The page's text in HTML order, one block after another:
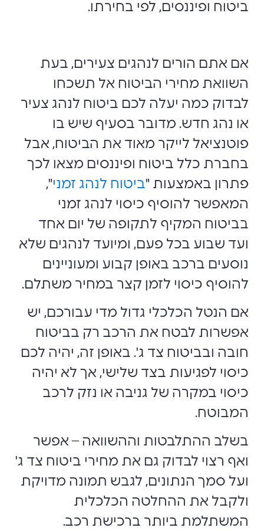
ביטוח ופיננסים, לפי בחירתו.
אם אתם הורים לנהגים צעירים, בעת
השוואת מחירי הביטוח אל תשכחו
לבדוק כמה יעלה לכם ביטוח לנהג צעיר
או נהג חדש. מדובר בסעיף שיש בו
פוטנציאל לייקר מאוד את הביטוח, אבל
בחברת כלל ביטוח ופיננסים מצאו לכך
פתרון באמצעות "ביטוח לנהג זמני",
המאפשר להוסיף כיסוי לנהג זמני
בביטוח המקיף לתקופה של יום אחד
ועד שבוע בכל פעם, ומיועד לנהגים שלא
נוסעים ברכב באופן קבוע ומעוניינים
להוסיף כיסוי לזמן קצר במחיר משתלם.
אם הנטל הכלכלי גדול מדי עבורכם, יש
אפשרות לבטח את הרכב רק בביטוח
חובה ובביטוח צד ג'. באופן זה, יהיה לכם
כיסוי לפגיעות בצד שלישי, אך לא יהיה
כיסוי במקרה של גניבה או נזק לרכב
המבוטח.
בשלב ההתלבטות וההשוואה – אפשר
ואף רצוי לבדוק גם את מחירי ביטוח צד ג'
ועל סמך הנתונים, לגבש תמונה מדויקת
ולקבל את ההחלטה הכלכלית
המשתלמת ביותר ברכישת רכב.